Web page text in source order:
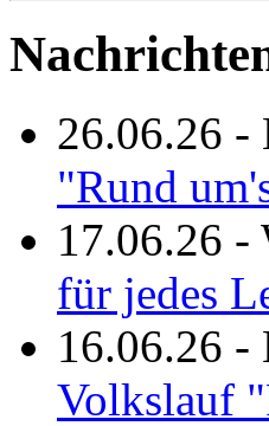
26.06.26 -
"Rund
17.06.26 -
für jedes
16.06.26 -
Volkslauf